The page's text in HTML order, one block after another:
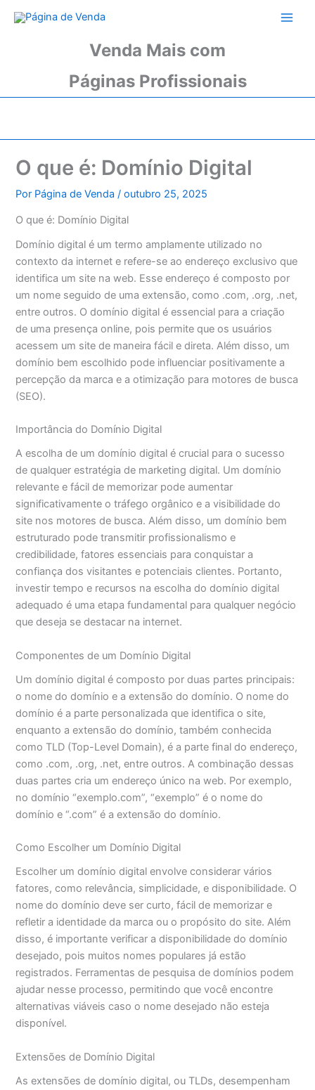
para
Venda Mais com
Páginas Profissionais
O que é: Domínio Digital
Por Página de Venda/outubro 25, 2025
O que é: Domínio Digital
Domínio digital é um termo amplamente utilizado no
contexto da internet e refere-se ao endereço exclusivo que
identifica um site na web. Esse endereço é composto por
um nome seguido de uma extensão, como .com, .org, .net,
entre outros. O domínio digital é essencial para a criação
de uma presença online, pois permite que os usuários
acessem um site de maneira fácil e direta. Além disso, um
domínio bem escolhido pode influenciar positivamente a
percepção da marca e a otimização para motores de busca
(SEO).
Importância do Domínio Digital
A escolha de um domínio digital é crucial para o sucesso
de qualquer estratégia de marketing digital. Um domínio
relevante e fácil de memorizar pode aumentar
significativamente o tráfego orgânico e a visibilidade do
site nos motores de busca. Além disso, um domínio bem
estruturado pode transmitir profissionalismo e
credibilidade, fatores essenciais para conquistar a
confiança dos visitantes e potenciais clientes. Portanto,
investir tempo e recursos na escolha do domínio digital
adequado é uma etapa fundamental para qualquer negócio
que deseja se destacar na internet.
Componentes de um Domínio Digital
Um domínio digital é composto por duas partes principais:
o nome do domínio e a extensão do domínio. O nome do
domínio é a parte personalizada que identifica o site,
enquanto a extensão do domínio, também conhecida
como TLD (Top-Level Domain), é a parte final do endereço,
como .com, .org, .net, entre outros. A combinação dessas
duas partes cria um endereço único na web. Por exemplo,
no domínio “exemplo.com”, “exemplo” é o nome do
domínio e “.com” é a extensão do domínio.
Como Escolher um Domínio Digital
Escolher um domínio digital envolve considerar vários
fatores, como relevância, simplicidade, e disponibilidade. O
nome do domínio deve ser curto, fácil de memorizar e
refletir a identidade da marca ou o propósito do site. Além
disso, é importante verificar a disponibilidade do domínio
desejado, pois muitos nomes populares já estão
registrados. Ferramentas de pesquisa de domínios podem
ajudar nesse processo, permitindo que você encontre
alternativas viáveis caso o nome desejado não esteja
disponível.
Extensões de Domínio Digital
As extensões de domínio digital, ou TLDs, desempenham